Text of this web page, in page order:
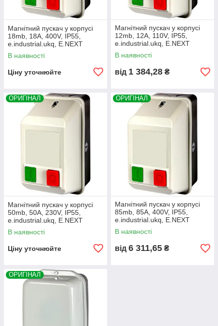
Магнітний пускач у корпусі
18mb, 18А, 400V, IP55,
e.industrial.ukq, E.NEXT
(i0100003)
В наявності
Ціну уточнюйте
Магнітний пускач у корпусі
12mb, 12А, 110V, IP55,
e.industrial.ukq, E.NEXT
(i0100007)
В наявності
від 1 384,28 ₴
ОРИГІНАЛ
Магнітний пускач у корпусі
50mb, 50А, 230V, IP55,
e.industrial.ukq, E.NEXT
(i0100018)
В наявності
Ціну уточнюйте
ОРИГІНАЛ
Магнітний пускач у корпусі
85mb, 85А, 400V, IP55,
e.industrial.ukq, E.NEXT
(i0100011)
В наявності
від 6 311,65 ₴
ОРИГІНАЛ